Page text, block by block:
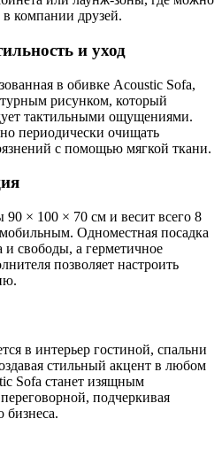
в компании друзей.
и уход
в обивке Acoustic Sofa,
рисунком, который
тактильными ощущениями.
периодически очищать
с помощью мягкой ткани.
90 × 100 × 70 см и весит всего 8
Одноместная посадка
и свободы, а герметичное
позволяет настроить
в интерьер гостиной, спальни
стильный акцент в любом
Sofa станет изящным
подчеркивая
бизнеса.